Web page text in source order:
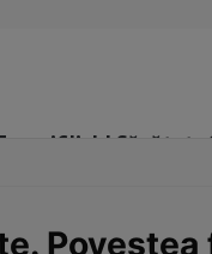
Click! Sănătate